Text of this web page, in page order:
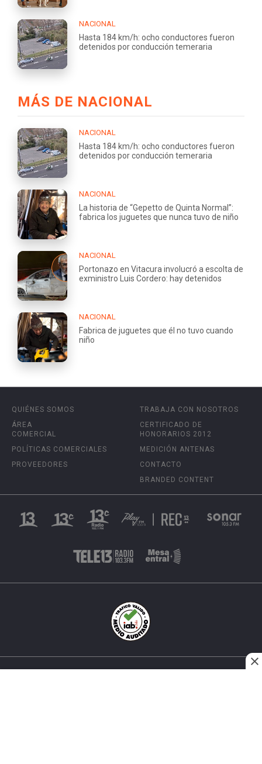
NACIONAL
Hasta 184 km/h: ocho conductores fueron
detenidos por conducción temeraria
MÁS DE NACIONAL
NACIONAL
Hasta 184 km/h: ocho conductores fueron
detenidos por conducción temeraria
NACIONAL
La historia de “Gepetto de Quinta Normal”:
fabrica los juguetes que nunca tuvo de niño
NACIONAL
Portonazo en Vitacura involucró a escolta de
exministro Luis Cordero: hay detenidos
NACIONAL
Fabrica de juguetes que él no tuvo cuando
niño
QUIÉNES SOMOS
ÁREA
COMERCIAL
POLÍTICAS COMERCIALES
PROVEEDORES
TRABAJA CON NOSOTROS
CERTIFICADO DE
HONORARIOS 2012
MEDICIÓN ANTENAS
CONTACTO
BRANDED CONTENT